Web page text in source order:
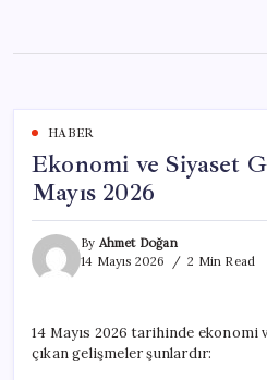
content
HABER
Ekonomi ve Siyaset
Mayıs 2026
By Ahmet Doğan
14 Mayıs 2026
2 Min Read
14 Mayıs 2026 tarihinde ekonomi
çıkan gelişmeler şunlardır: